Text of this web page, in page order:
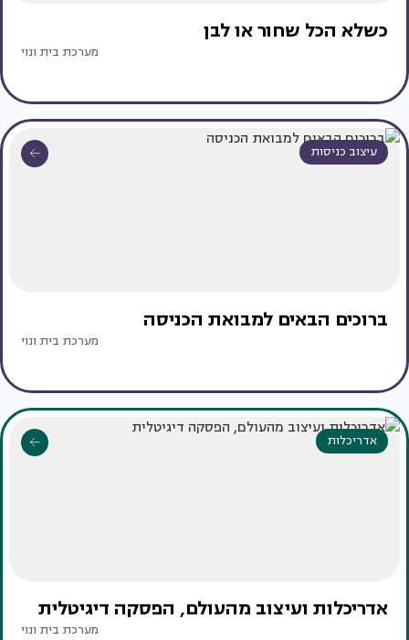
כשלא הכל שחור או לבן
מערכת בית ונוי
עיצוב כניסות
ברוכים הבאים למבואת הכניסה
מערכת בית ונוי
אדריכלות
אדריכלות ועיצוב מהעולם, הפסקה דיגיטלית
מערכת בית ונוי